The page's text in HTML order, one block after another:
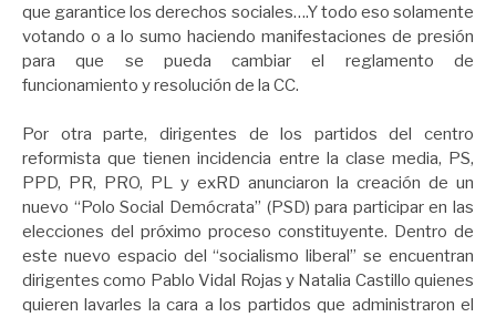
que garantice los derechos sociales….Y todo eso solamente
votando o a lo sumo haciendo manifestaciones de presión
para que se pueda cambiar el reglamento de
funcionamiento y resolución de la CC.
Por otra parte, dirigentes de los partidos del centro
reformista que tienen incidencia entre la clase media, PS,
PPD, PR, PRO, PL y exRD anunciaron la creación de un
nuevo “Polo Social Demócrata” (PSD) para participar en las
elecciones del próximo proceso constituyente. Dentro de
este nuevo espacio del “socialismo liberal” se encuentran
dirigentes como Pablo Vidal Rojas y Natalia Castillo quienes
quieren lavarles la cara a los partidos que administraron el